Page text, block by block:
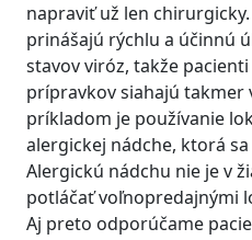
napraviť už len
prinášajú rýchlu a účinnú
stavov viróz, takže
prípravkov siahajú takmer
príkladom je používanie
alergickej nádche, ktorá
Alergickú nádchu nie je v
potláčať voľnopredajnými
Aj preto odporúčame